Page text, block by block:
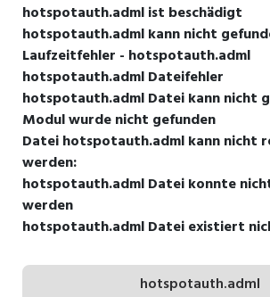
hotspotauth.adml ist beschädigt
hotspotauth.adml kann nicht
Laufzeitfehler - hotspotauth.adml
hotspotauth.adml Dateifehler
hotspotauth.adml Datei kann nicht
Modul wurde nicht gefunden
Datei hotspotauth.adml kann nicht
werden:
hotspotauth.adml Datei konnte
werden
hotspotauth.adml Datei existiert
hotspotauth.adml